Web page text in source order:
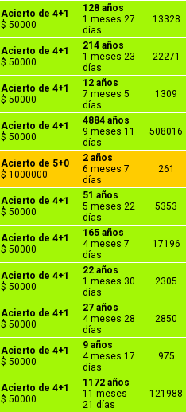
Acierto de 4+1
$ 50000
128 años
1 meses 27
días
13328
Acierto de 4+1
$ 50000
214 años
1 meses 23
días
22271
Acierto de 4+1
$ 50000
12 años
7 meses 5
días
1309
Acierto de 4+1
$ 50000
4884 años
9 meses 11
días
508016
Acierto de 5+0
$ 1000000
2 años
6 meses 7
días
261
Acierto de 4+1
$ 50000
51 años
5 meses 22
días
5353
Acierto de 4+1
$ 50000
165 años
4 meses 7
días
17196
Acierto de 4+1
$ 50000
22 años
1 meses 30
días
2305
Acierto de 4+1
$ 50000
27 años
4 meses 28
días
2850
Acierto de 4+1
$ 50000
9 años
4 meses 17
días
975
Acierto de 4+1
$ 50000
1172 años
11 meses
21 días
121988